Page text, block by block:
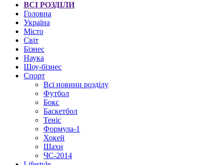
ВСІ РОЗДІЛИ
Головна
Україна
Місто
Світ
Бізнес
Наука
Шоу-бізнес
Спорт
Всі новини розділу
Футбол
Бокс
Баскетбол
Теніс
Формула-1
Хокей
Шахи
ЧС-2014